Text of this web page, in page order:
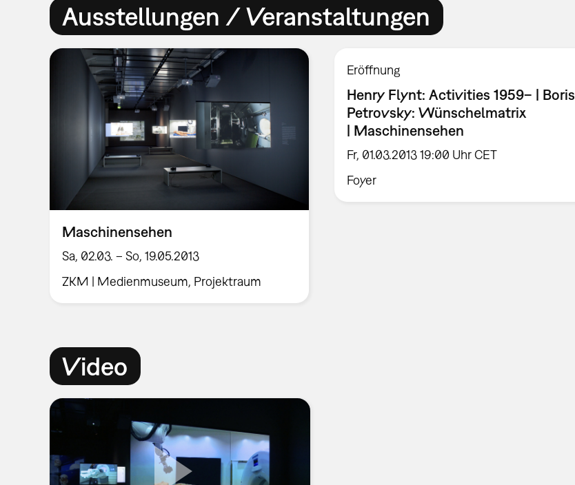
Ausstellungen / Veranstaltungen
Maschinensehen
Sa, 02.03. – So, 19.05.2013
ZKM | Medienmuseum, Projektraum
Eröffnung
Henry Flynt: Activities 1959– | Boris
Petrovsky: Wünschelmatrix
| Maschinensehen
Fr, 01.03.2013 19:00 Uhr CET
Foyer
Video